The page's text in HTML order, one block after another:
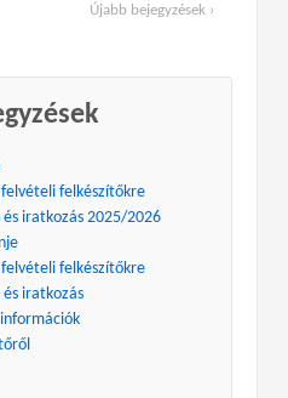
Újabb bejegyzések ›
felvételi felkészítőkre
iratkozás 2025/2026
felvételi felkészítőkre
iratkozás